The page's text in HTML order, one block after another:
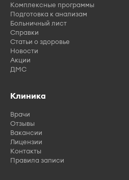
Комплексные программы
Подготовка к анализам
Больничный лист
Справки
Статьи о здоровье
Новости
Акции
ДМС
Клиника
Врачи
Отзывы
Вакансии
Лицензии
Контакты
Правила записи